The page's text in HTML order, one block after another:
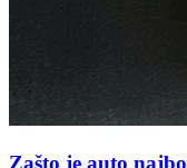
Zašto je auto